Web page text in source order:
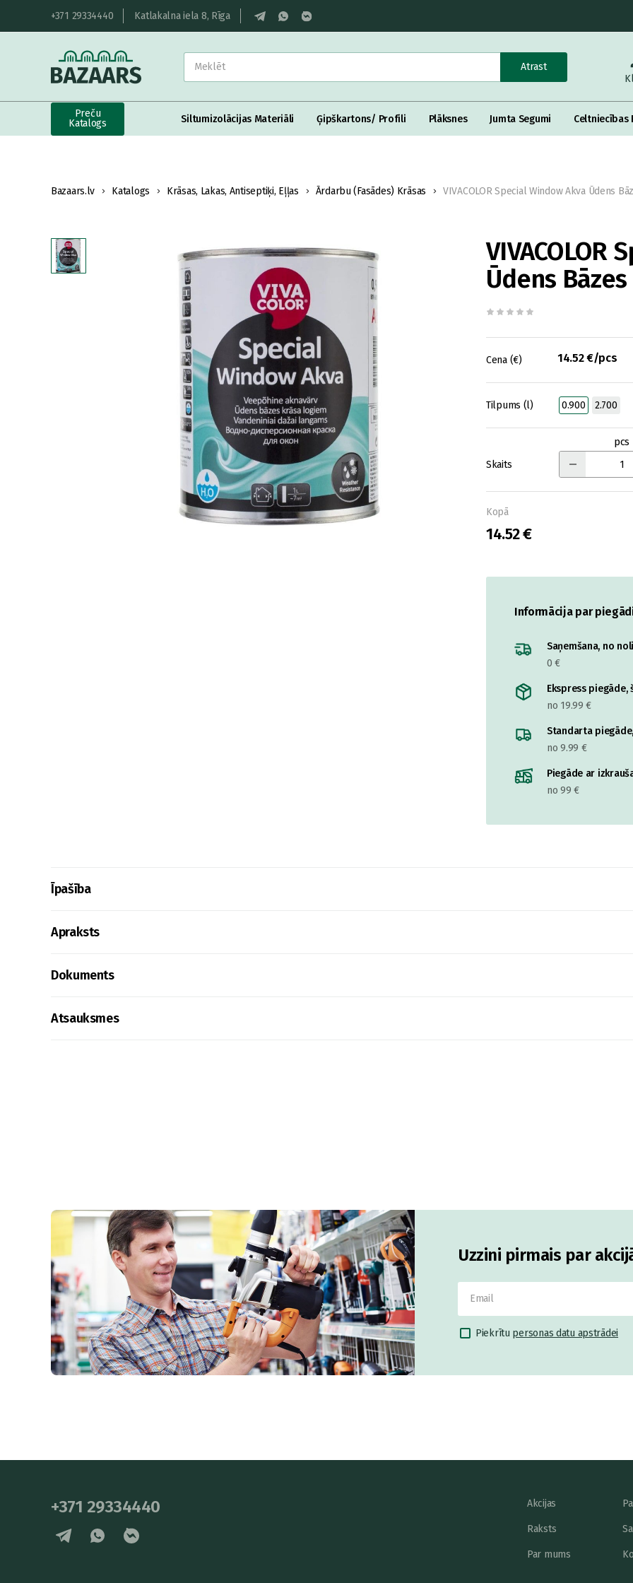
+371 29334440 Katlakalna iela 8, Rīga
Atrast
Preču
Katalogs
Siltumizolācijas Materiāli Ģipškartons/ Profili Plāksnes Jumta Segumi Celtniecības
Bazaars.lv Katalogs Krāsas, Lakas, Antiseptiķi, Eļļas Ārdarbu (Fasādes) Krāsas VIVACOLOR Special Window Akva Ūdens
VIVACOLOR
Ūdens
Cena (€) 14.52 €/pcs
Tilpums (l) 0.900 2.700
Skaits
pcs
Kopā
14.52 €
Informācija par
Saņemšana, no
0 €
Ekspress
no 19.99 €
Standarta
no 9.99 €
Piegāde ar
no 99 €
Īpašība
Apraksts
Dokuments
Atsauksmes
Uzzini pirmais par
Piekrītu personas datu apstrādei
+371 29334440 Akcijas
Raksts
Par mums